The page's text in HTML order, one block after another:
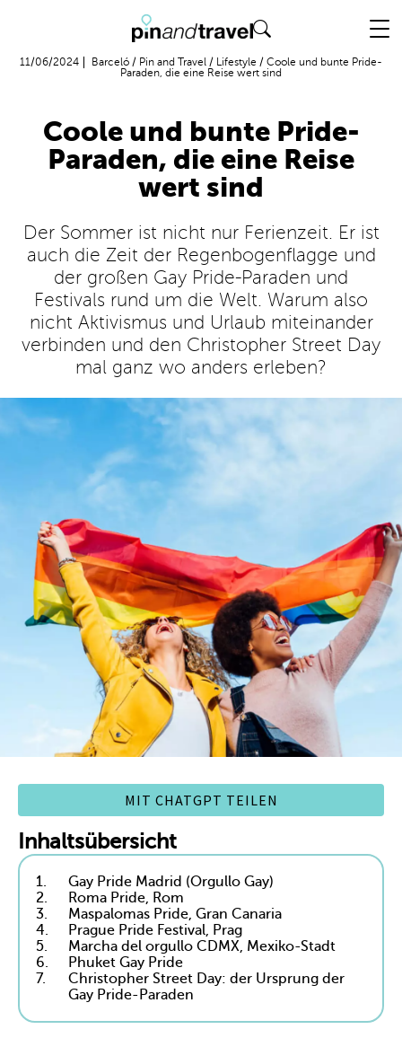
11/06/2024 Barceló / Pin and Travel / Lifestyle / Coole und bunte Pride-
Paraden, die eine Reise wert sind
Coole und bunte Pride-
Paraden, die eine Reise
wert sind
Der Sommer ist nicht nur Ferienzeit. Er ist
auch die Zeit der Regenbogenflagge und
der großen Gay Pride-Paraden und
Festivals rund um die Welt. Warum also
nicht Aktivismus und Urlaub miteinander
verbinden und den Christopher Street Day
mal ganz wo anders erleben?
MIT CHATGPT TEILEN
Inhaltsübersicht
1.
Gay Pride Madrid (Orgullo Gay)
2.
Roma Pride, Rom
3.
Maspalomas Pride, Gran Canaria
4.
Prague Pride Festival, Prag
5.
Marcha del orgullo CDMX, Mexiko-Stadt
6.
Phuket Gay Pride
7.
Christopher Street Day: der Ursprung der
Gay Pride-Paraden